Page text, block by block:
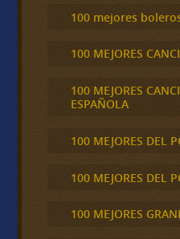
100 mejores
100 MEJORES
100 MEJORES
ESPAÑOLA
100 MEJORES DEL
100 MEJORES DEL
100 MEJORES